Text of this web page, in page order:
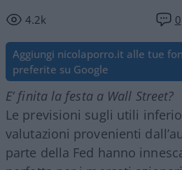
4.2k 0
Aggiungi nicolaporro.it alle tue
preferite su Google
E’ finita la festa a Wall Street?
Le previsioni sugli utili
valutazioni provenienti
parte della Fed hanno